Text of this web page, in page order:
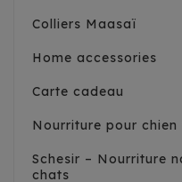
Colliers Maasaï
Home accessories
Carte cadeau
Nourriture pour chien
Schesir – Nourriture
chats